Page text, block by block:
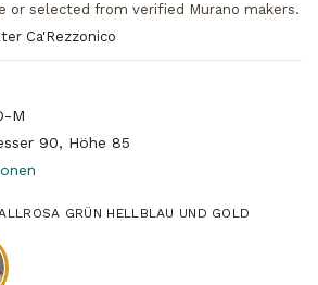
or selected from verified Murano makers.
Ca'Rezzonico
M
90, Höhe 85
GRÜN HELLBLAU UND GOLD